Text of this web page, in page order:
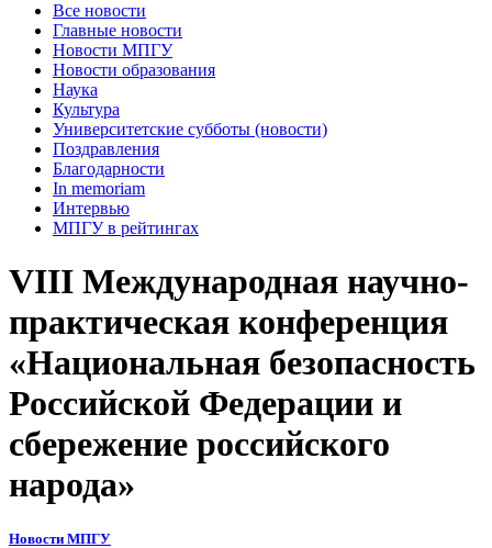
Все новости
Главные новости
Новости МПГУ
Новости образования
Наука
Культура
Университетские субботы (новости)
Поздравления
Благодарности
In memoriam
Интервью
МПГУ в рейтингах
VIII Международная научно-
практическая конференция
«Национальная безопасность
Российской Федерации и
сбережение российского
народа»
Новости МПГУ